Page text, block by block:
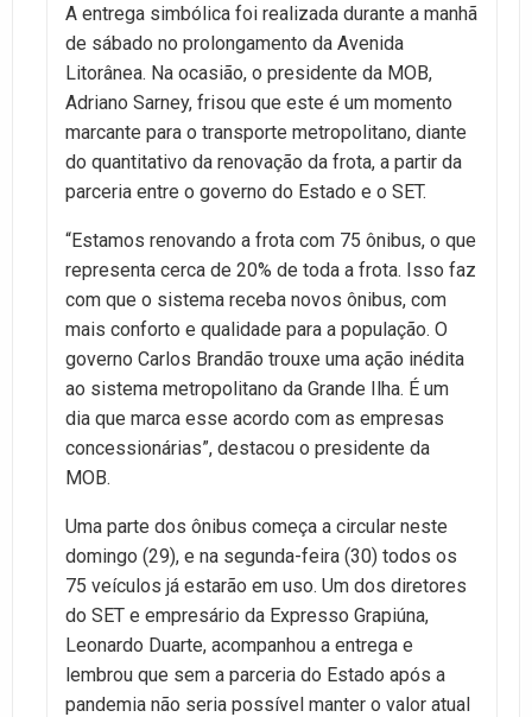
A entrega simbólica foi realizada durante a manhã
de sábado no prolongamento da Avenida
Litorânea. Na ocasião, o presidente da MOB,
Adriano Sarney, frisou que este é um momento
marcante para o transporte metropolitano, diante
do quantitativo da renovação da frota, a partir da
parceria entre o governo do Estado e o SET.
“Estamos renovando a frota com 75 ônibus, o que
representa cerca de 20% de toda a frota. Isso faz
com que o sistema receba novos ônibus, com
mais conforto e qualidade para a população. O
governo Carlos Brandão trouxe uma ação inédita
ao sistema metropolitano da Grande Ilha. É um
dia que marca esse acordo com as empresas
concessionárias”, destacou o presidente da
MOB.
Uma parte dos ônibus começa a circular neste
domingo (29), e na segunda-feira (30) todos os
75 veículos já estarão em uso. Um dos diretores
do SET e empresário da Expresso Grapiúna,
Leonardo Duarte, acompanhou a entrega e
lembrou que sem a parceria do Estado após a
pandemia não seria possível manter o valor atual